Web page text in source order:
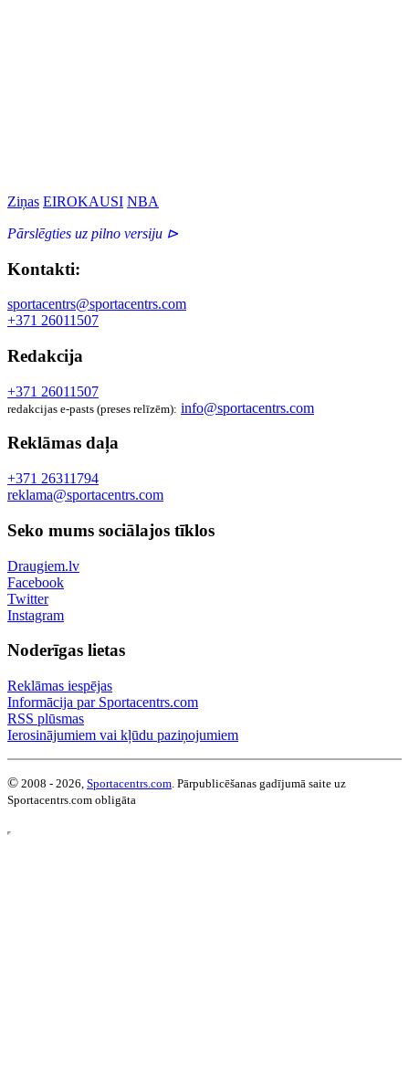
Ziņas EIROKAUSI NBA
Pārslēgties uz pilno versiju ⊳
Kontakti:
sportacentrs@sportacentrs.com
+371 26011507
Redakcija
+371 26011507
redakcijas e-pasts (preses relīzēm): info@sportacentrs.com
Reklāmas daļa
+371 26311794
reklama@sportacentrs.com
Seko mums sociālajos tīklos
Draugiem.lv
Facebook
Twitter
Instagram
Noderīgas lietas
Reklāmas iespējas
Informācija par Sportacentrs.com
RSS plūsmas
Ierosinājumiem vai kļūdu paziņojumiem
© 2008 - 2026, Sportacentrs.com. Pārpublicēšanas gadījumā saite uz
Sportacentrs.com obligāta